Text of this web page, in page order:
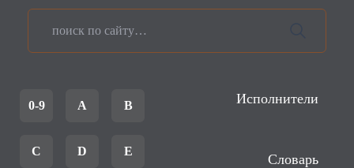
0-9 A B
C D E
Исполнители
Словарь